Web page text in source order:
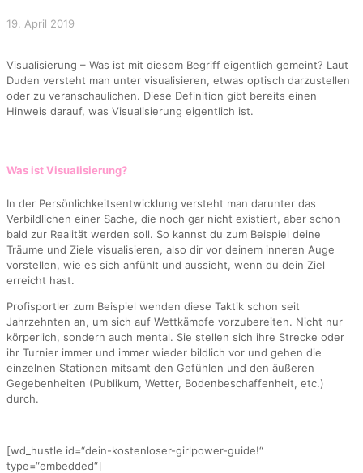
19. April 2019
Visualisierung – Was ist mit diesem Begriff eigentlich gemeint? Laut
Duden versteht man unter visualisieren, etwas optisch darzustellen
oder zu veranschaulichen. Diese Definition gibt bereits einen
Hinweis darauf, was Visualisierung eigentlich ist.
Was ist Visualisierung?
In der Persönlichkeitsentwicklung versteht man darunter das
Verbildlichen einer Sache, die noch gar nicht existiert, aber schon
bald zur Realität werden soll. So kannst du zum Beispiel deine
Träume und Ziele visualisieren, also dir vor deinem inneren Auge
vorstellen, wie es sich anfühlt und aussieht, wenn du dein Ziel
erreicht hast.
Profisportler zum Beispiel wenden diese Taktik schon seit
Jahrzehnten an, um sich auf Wettkämpfe vorzubereiten. Nicht nur
körperlich, sondern auch mental. Sie stellen sich ihre Strecke oder
ihr Turnier immer und immer wieder bildlich vor und gehen die
einzelnen Stationen mitsamt den Gefühlen und den äußeren
Gegebenheiten (Publikum, Wetter, Bodenbeschaffenheit, etc.)
durch.
[wd_hustle id=“dein-kostenloser-girlpower-guide!“
type=“embedded“]